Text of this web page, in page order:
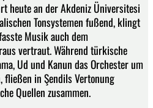
heute an der Akdeniz Üniversitesi
Tonsystemen fußend, klingt
Musik auch dem
vertraut. Während türkische
Ud und Kanun das Orchester um
fließen in Şendils Vertonung
Quellen zusammen.